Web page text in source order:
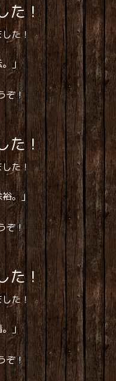
た！
た！
」
ぞ！
た！
た！
。」
ぞ！
た！
た！
」
ぞ！